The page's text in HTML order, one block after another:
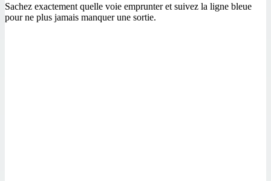
Sachez exactement quelle voie emprunter et suivez la ligne bleue
pour ne plus jamais manquer une sortie.